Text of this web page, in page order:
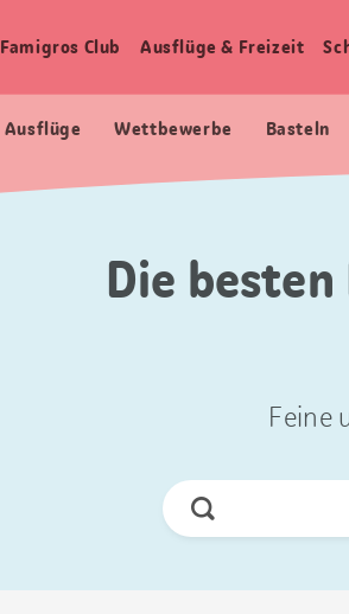
Haupt
Famigros Club Ausflüge & Freizeit
Ausflüge Wettbewerbe Basteln
Die
Feine
Jetzt